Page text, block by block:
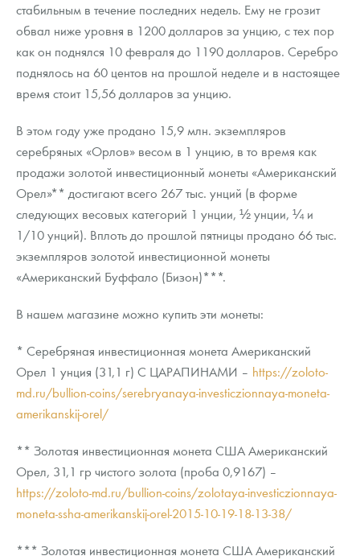
стабильным в течение последних недель. Ему не грозит
обвал ниже уровня в 1200 долларов за унцию, с тех пор
как он поднялся 10 февраля до 1190 долларов. Серебро
поднялось на 60 центов на прошлой неделе и в настоящее
время стоит 15,56 долларов за унцию.
В этом году уже продано 15,9 млн. экземпляров
серебряных «Орлов» весом в 1 унцию, в то время как
продажи золотой инвестиционный монеты «Американский
Орел»** достигают всего 267 тыс. унций (в форме
следующих весовых категорий 1 унции, ½ унции, ¼ и
1/10 унций). Вплоть до прошлой пятницы продано 66 тыс.
экземпляров золотой инвестиционной монеты
«Американский Буффало (Бизон)***.
В нашем магазине можно купить эти монеты:
* Серебряная инвестиционная монета Американский
Орел 1 унция (31,1 г) С ЦАРАПИНАМИ – https://zoloto-
md.ru/bullion-coins/serebryanaya-investiczionnaya-moneta-
amerikanskij-orel/
** Золотая инвестиционная монета США Американский
Орел, 31,1 гр чистого золота (проба 0,9167) –
https://zoloto-md.ru/bullion-coins/zolotaya-investiczionnaya-
moneta-ssha-amerikanskij-orel-2015-10-19-18-13-38/
*** Золотая инвестиционная монета США Американский